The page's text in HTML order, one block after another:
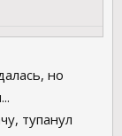
но
тупанул